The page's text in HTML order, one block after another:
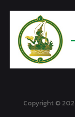
Copyright © 2025